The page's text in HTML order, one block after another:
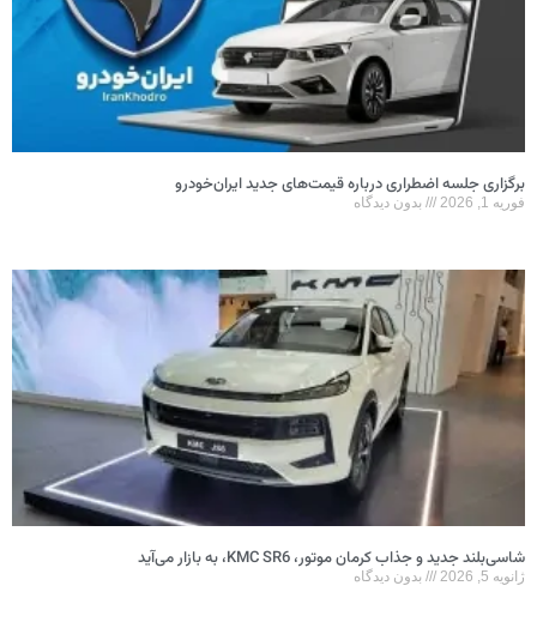
برگزاری جلسه اضطراری درباره قیمت‌های جدید ایران‌خودرو
فوریه 1, 2026 بدون دیدگاه
شاسی‌بلند جدید و جذاب کرمان موتور، KMC SR6، به بازار می‌آید
ژانویه 5, 2026 بدون دیدگاه